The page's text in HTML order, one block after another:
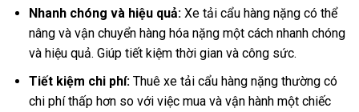
Nhanh chóng và hiệu quả:Xe tải cẩu hàng nặng có thể
nâng và vận chuyển hàng hóa nặng một cách nhanh chóng
và hiệu quả. Giúp tiết kiệm thời gian và công sức.
Tiết kiệm chi phí: Thuê xe tải cẩu hàng nặng thường có
chi phí thấp hơn so với việc mua và vận hành một chiếc